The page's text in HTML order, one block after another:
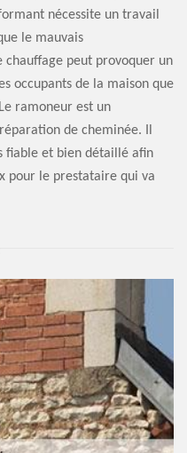
nécessite un travail
le mauvais
peut provoquer un
occupants de la maison que
ramoneur est un
de cheminée. Il
fiable et bien détaillé afin
pour le prestataire qui va